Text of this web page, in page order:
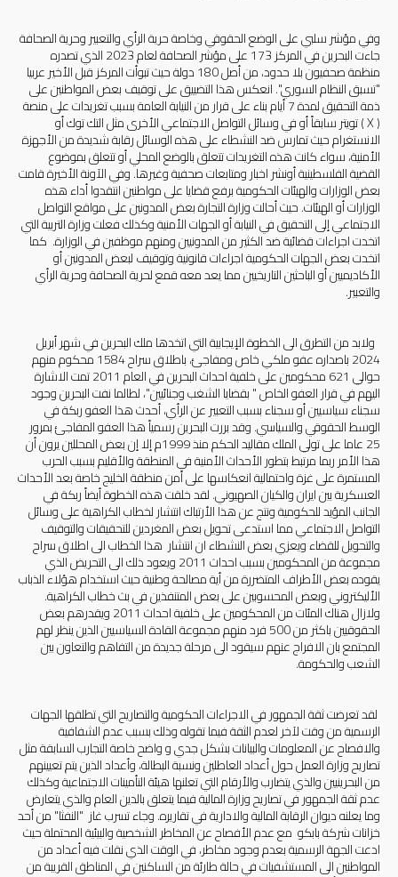
وفي مؤشر سلبي على الوضع الحقوقي وخاصة حرية الرأي والتعبير وحرية الصحافة
جاءت البحرين في المركز 173 على مؤشر الصحافة لعام 2023 الذي تصدره
منظمة صحفيون بلا حدود، من أصل 180 دولة حيث تبوأت المركز قبل الأخير عربيا
"تسبق النظام السوري". انعكس هذا التضييق على توقيف بعض المواطنين على
ذمة التحقيق لمدة 7 أيام بناء على قرار من النيابة العامة بسبب تغريدات على منصة
( X ) تويتر سابقاً أو في وسائل التواصل الاجتماعي الأخرى مثل التك توك أو
الانستغرام حيث تمارس ضد النشطاء على هذه الوسائل رقابة شديدة من الأجهزة
الأمنية، سواء كانت هذه التغريدات تتعلق بالوضع المحلي أو تتعلق بموضوع
القضية الفلسطينية أونشر اخبار ومتابعات صحفية وغيرها. وفي الآونة الأخيرة قامت
بعض الوزارات والهيئات الحكومية برفع قضايا على مواطنين انتقدوا أداء هذه
الوزارات أو الهيئات. حيث أحالت وزارة التجارة بعض المدونين على مواقع التواصل
الاجتماعي إلى التحقيق في النيابة أو الجهات الأمنية وكذلك فعلت وزارة التربية التي
اتخدت اجراءات قضائية ضد الكثير من المدونيين ومنهم موظفين في الوزارة. كما
اتخدت بعض الجهات الحكومية اجراءات قانونية وتوقيف لبعض المدونين أو
الأكاديميين أو الباحثين التاريخيين مما يعد معه قمع لحرية الصحافة وحرية الرأي
والتعبير.
ولابد من التطرق الى الخطوة الإيجابية التي اتخدها ملك البحرين في شهر أبريل
2024 باصداره عفو ملكي خاص ومفاجئ، باطلاق سراح 1584 محكوم منهم
حوالي 621 محكومين على خلفية احداث البحرين في العام 2011 تمت الاشارة
اليهم في قرار العفو الخاص " بقضايا الشغب وجنائيين"، لطالما نفت البحرين وجود
سجناء سياسيين أو سجناء بسبب التعبير عن الرأي، أحدث هذا العفو ربكة في
الوسط الحقوقي والسياسي. وقد بررت البحرين رسمياً هذا العفو المفاجئ بمرور
25 عاما على تولي الملك مقاليد الحكم منذ 1999م إلا إن بعض المحللين يرون أن
هذا الأمر ربما مرتبط بتطور الأحداث الأمنية في المنطقة والأقليم بسبب الحرب
المستمرة على غزة واحتمالية انعكاسها على أمن منطقة الخليج خاصة بعد الأحداث
العسكرية بين ايران والكيان الصهيوني. لقد خلقت هذه الخطوة أيضاً ربكة في
الجانب المؤيد للحكومية ونتج عن هذا الأرتباك انتشار لخطاب الكراهية على وسائل
التواصل الاجتماعي مما استدعى تحويل بعض المغردين للتحقيقات والتوقيف
والتحويل للقضاء ويعزي بعض النشطاء ان انتشار هذا الخطاب الى اطلاق سراح
مجموعة من المحكومين بسبب احداث 2011 ويعود ذلك الى التحريض الذي
يقوده بعض الأطراف المتضررة من أية مصالحة وطنية حيث استخدام هؤلاء الذباب
الأليكتروني وبعض المحسوبين على بعض المتنفذين في بث خطاب الكراهية.
ولازال هناك المئات من المحكومين على خلفية احداث 2011 ويقدرهم بعض
الحقوقيين باكثر من 500 فرد منهم مجموعة القادة السياسيين الذين ينظر لهم
المجتمع بان الافراج عنهم سيقود الى مرحلة جديدة من التفاهم والتعاون بين
الشعب والحكومة.
لقد تعرضت ثقة الجمهور في الاجراءات الحكومية والتصاريح التي تطلقها الجهات
الرسمية من وقت لآخر لعدم الثقة فيما تقوله وذلك بسبب عدم الشفافية
والافصاح عن المعلومات والبيانات بشكل جدي و واضح خاصة التجارب السابقة مثل
تصاريح وزارة العمل حول أعداد العاطلين ونسبة البطالة، وأعداد الذين يتم تعيينهم
من البحرينيين والذي يتضارب والأرقام التي تعلنها هيئة التأمينات الاجتماعية وكذلك
عدم ثقة الجمهور في تصاريح وزارة المالية فيما يتعلق بالدين العام والذي يتعارض
وما يعلنه ديوان الرقابة المالية والادارية في تقاريره. وجاء تسرب غاز "النفثا" من أحد
خزانات شركة بابكو مع عدم الأفصاح عن المخاطر الشخصية والبيئية المحتملة حيث
ادعت الجهة الرسمية بعدم وجود مخاطر، في الوقت الذي نقلت فيه أعداد من
المواطنين الى المستشفيات في حالة طارئة من الساكنين في المناطق القريبة من